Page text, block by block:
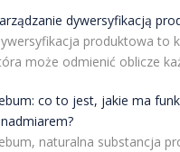
dywersyfikacją
produktowa to
może odmienić oblicze
co to jest, jakie ma
naturalna substancja